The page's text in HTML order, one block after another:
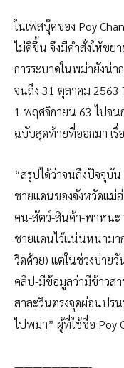
ในเฟสบุ๊คของ Poy
ไม่ดีขึ้น จึงมีคำสั่งให้ขย
การระบาดในพม่ายังน่า
จนถึง 31 ตุลาคม 2563
1 พฤศจิกายน 63 ไปจน
ฉบับสุดท้ายที่ออกมา เ
“สรุปได้ว่าจนถึงปัจจุบั
ชายแดนของจังหวัดแม่
คน-สัตว์-สินค้า-พาหนะ
ชายแดนไว้แน่นหนามา
วิดด้วย)​ แต่ในช่วงบ่าย
คลิป-มีข้อมูล​ว่ามีข้าวสา
สาละวินตรงจุดผ่อนปร
ไปพม่า” ผู้ที่ใช้ชื่อ Poy